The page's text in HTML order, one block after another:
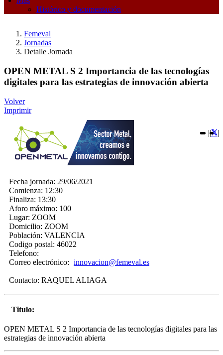
Histórico y documentación
Femeval
Jornadas
Detalle Jornada
OPEN METAL S 2 Importancia de las tecnologías
digitales para las estrategias de innovación abierta
Volver
Imprimir
|| |
Fecha jornada: 29/06/2021
Comienza: 12:30
Finaliza: 13:30
Aforo máximo: 100
Lugar: ZOOM
Domicilio: ZOOM
Población: VALENCIA
Codigo postal: 46022
Telefono:
Correo electrónico: innovacion@femeval.es
Contacto: RAQUEL ALIAGA
Titulo:
OPEN METAL S 2 Importancia de las tecnologías digitales para las
estrategias de innovación abierta